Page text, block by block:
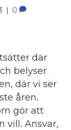
| 0
där
belyser
där vi ser
åren.
gör att
vill. Ansvar,